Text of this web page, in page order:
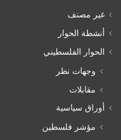
غير مصنف
أنشطة الحوار
الحوار الفلسطيني
وجهات نظر
مقابلات
أوراق سياسية
مؤشر فلسطين